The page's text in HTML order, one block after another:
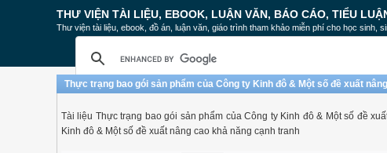
THƯ VIỆN TÀI LIỆU, EBOOK, LUẬN VĂN, BÁO CÁO, TIỂU
Thư viện tài liệu, ebook, đồ án, luận văn, giáo trình tham khảo miễn phí cho học sinh,
Thực trạng bao gói sản phẩm của Công ty Kinh đô & Một số đề xuất
Tài liệu Thực trạng bao gói sản phẩm của Công ty Kinh đô & Một số đề
Kinh đô & Một số đề xuất nâng cao khả năng cạnh tranh